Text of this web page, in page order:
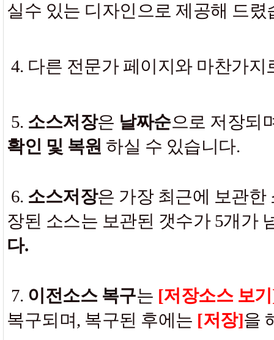
실수 있는 디자인으로 제공해 드
4. 다른 전문가 페이지와 마찬가지
5. 소스저장은 날짜순으로 저장되
확인 및 복원 하실 수 있습니다.
6. 소스저장은 가장 최근에 보관
장된 소스는 보관된 갯수가 5개가
다.
7. 이전소스 복구는 [저장소스 보
복구되며, 복구된 후에는 [저장]을